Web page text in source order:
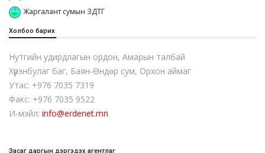
Жаргалант сумын ЗДТГ
Холбоо барих
Нутгийн удирдлагын ордон, Амарын талбай
Хүрэнбулаг баг, Баян-Өндөр сум, Орхон аймаг
Утас: +976 7035 7319
Факс: +976 7035 9522
И-мэйл: info@erdenet.mn
Засаг даргын дэргэдэх агентлаг